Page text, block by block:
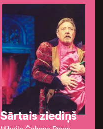
Sārtais ziediņš